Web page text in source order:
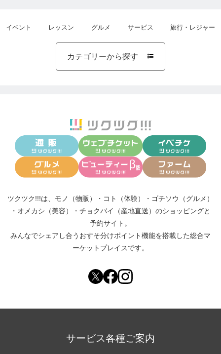
イベント レッスン グルメ サービス 旅行・レジャー
カテゴリーから探す 
ツクツク!!!は、 モノ（物販） ・ コト（体験） ・ ゴチソウ（グルメ）
・ オメカシ（美容） ・ チョクバイ（産地直送） のショッピングと
予約サイト。
みんなでシェアし合う おすそ分けポイント機能を搭載した総合マ
ーケットプレイスです。
サービス各種ご案内